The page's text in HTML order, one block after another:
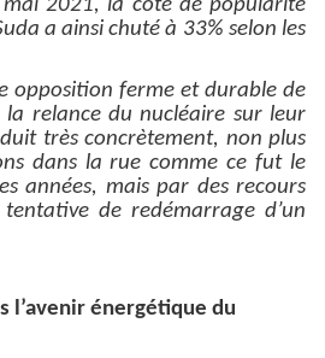
mai 2021, la cote de popularité
a ainsi chuté à 33% selon les
opposition ferme et durable de
relance du nucléaire sur leur
très concrètement, non plus
dans la rue comme ce fut le
années, mais par des recours
de redémarrage d’un
l’avenir énergétique du